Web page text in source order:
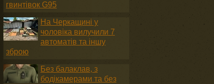
гвинтівок G95
На Черкащині у
чоловіка вилучили 7
автоматів та іншу
зброю
Без балаклав, з
бодікамерами та без